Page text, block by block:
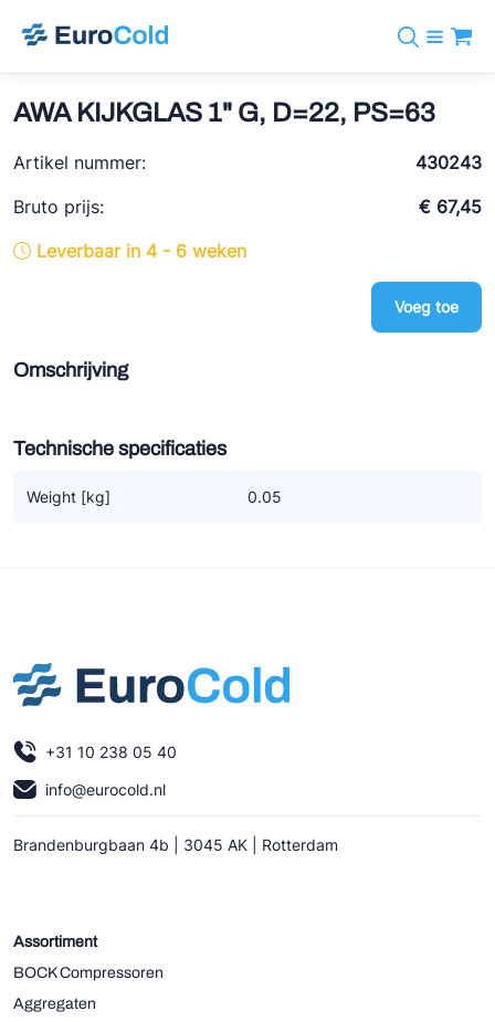
info@eurocold.nl
EN
Merken
Castel
Frigomec
AWA
REFFLEX®
Ziehl-Abegg
Koudemiddelen
Downloads
Over ons
Contact
Log in
AWA KIJKGLAS 1" G, D=22, PS=63
Artikel nummer:
430243
Bruto prijs:
€ 67,45
Leverbaar in 4 - 6 weken
Voeg toe
Omschrijving
Technische specificaties
Weight [kg] 0.05
+31 10 238 05 40
info@eurocold.nl
Brandenburgbaan 4b | 3045 AK | Rotterdam
Assortiment
BOCK Compressoren
Aggregaten